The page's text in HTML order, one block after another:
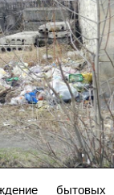
бытовых